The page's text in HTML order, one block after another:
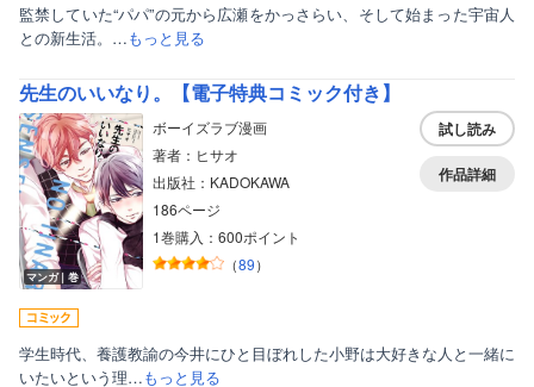
監禁していた“パパ”の元から広瀬をかっさらい、そして始まった宇宙人
との新生活。…もっと見る
先生のいいなり。【電子特典コミック付き】
マンガ｜巻
ボーイズラブ漫画
著者：ヒサオ
出版社：KADOKAWA
186ページ
1巻購入：600ポイント
（89）
試し読み
作品詳細
学生時代、養護教諭の今井にひと目ぼれした小野は大好きな人と一緒に
いたいという理…もっと見る